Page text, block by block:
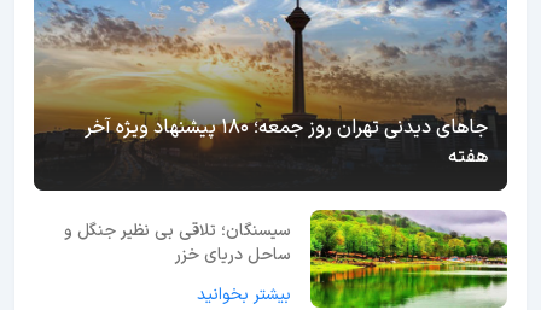
جاهای دیدنی تهران روز جمعه؛ 180 پیشنهاد ویژه آخر
هفته
سیسنگان؛ تلاقی بی نظیر جنگل و
ساحل دریای خزر
بیشتر بخوانید